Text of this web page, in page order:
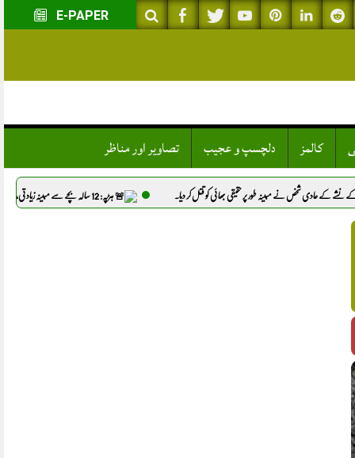
E-PAPER
کالمز دلچسپ و عجیب تصاویر اور مناظر
پر حقیقی بھائی کو قتل کر دیا. ہڑپہ: 12 سالہ بچے سے مبینہ زیادتی، 3 ملزمان گرفتار.